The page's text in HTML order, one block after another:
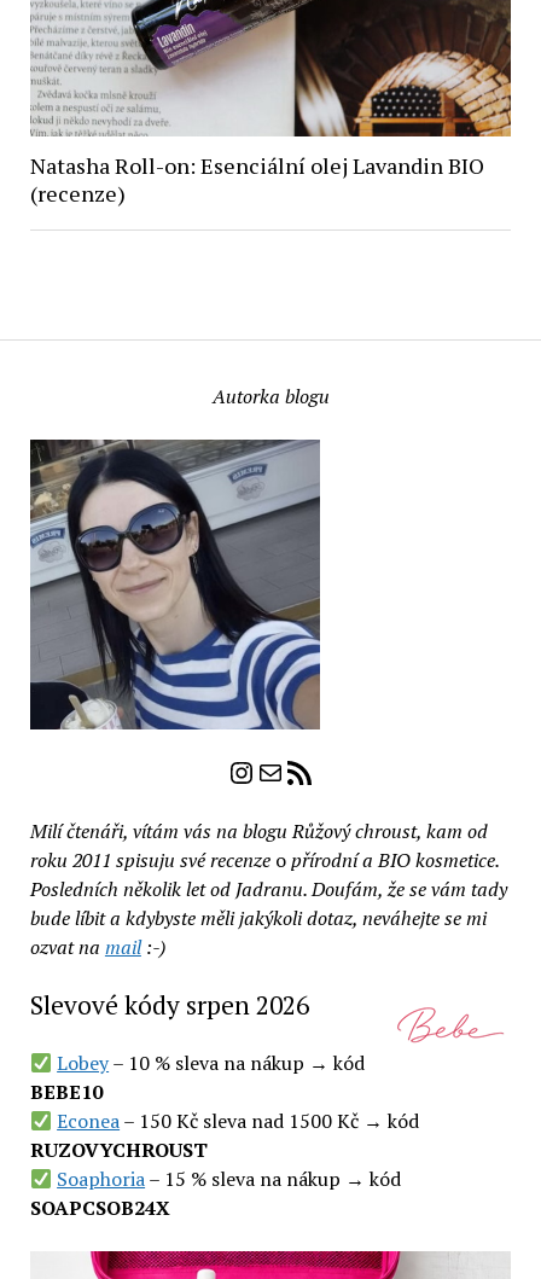
Autorka blogu
Instagram
E-mail
RSS zdroj
Milí čtenáři, vítám vás na blogu Růžový chroust, kam od
roku 2011 spisuju své recenze opřírodní a BIO kosmetice.
Posledních několik let od Jadranu. Doufám, že se vám tady
bude líbit a kdybyste měli jakýkoli dotaz, neváhejte se mi
ozvat na mail:-)
Slevové kódy srpen 2026
Lobey– 10 % sleva na nákup → kód
BEBE10
Econea– 150 Kč sleva nad 1500 Kč → kód
RUZOVYCHROUST
Soaphoria– 15 % sleva na nákup → kód
SOAPCSOB24X
Natasha Roll-on: Esenciální olej Lavandin BIO
(recenze)